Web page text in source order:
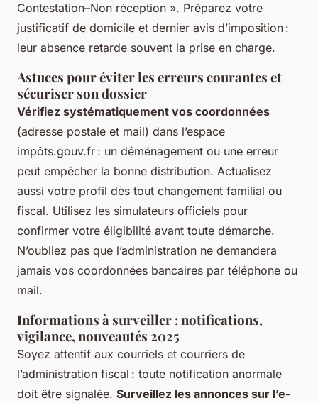
Contestation–Non réception ». Préparez votre
justificatif de domicile et dernier avis d’imposition :
leur absence retarde souvent la prise en charge.
Astuces pour éviter les erreurs courantes et
sécuriser son dossier
Vérifiez systématiquement vos coordonnées
(adresse postale et mail) dans l’espace
impôts.gouv.fr : un déménagement ou une erreur
peut empêcher la bonne distribution. Actualisez
aussi votre profil dès tout changement familial ou
fiscal. Utilisez les simulateurs officiels pour
confirmer votre éligibilité avant toute démarche.
N’oubliez pas que l’administration ne demandera
jamais vos coordonnées bancaires par téléphone ou
mail.
Informations à surveiller : notifications,
vigilance, nouveautés 2025
Soyez attentif aux courriels et courriers de
l’administration fiscal : toute notification anormale
doit être signalée. Surveillez les annonces sur l’e-